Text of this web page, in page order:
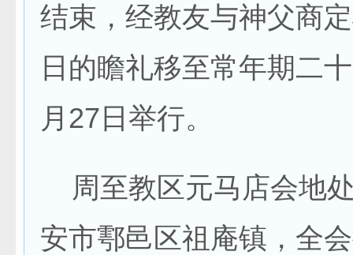
结束，经教友与神父商
日的瞻礼移至常年期二
月27日举行。
周至教区元马店会地
安市鄠邑区祖庵镇，全